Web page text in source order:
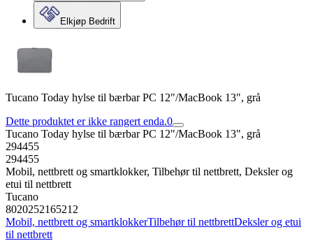
Elkjøp Bedrift
Tucano Today hylse til bærbar PC 12"/MacBook 13", grå
Dette produktet er ikke rangert enda.0
Tucano Today hylse til bærbar PC 12"/MacBook 13", grå
294455
294455
Mobil, nettbrett og smartklokker, Tilbehør til nettbrett, Deksler og
etui til nettbrett
Tucano
8020252165212
Mobil, nettbrett og smartklokkerTilbehør til nettbrettDeksler og etui
til nettbrett